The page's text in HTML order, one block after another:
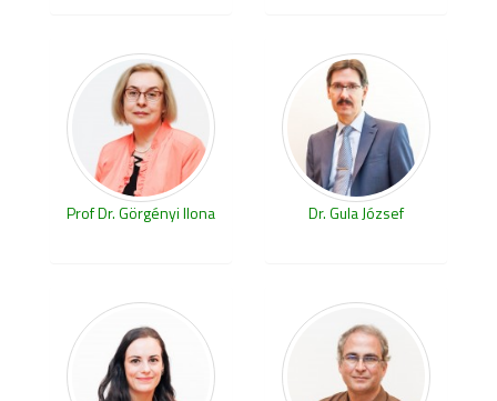
Prof Dr. Görgényi Ilona Dr. Gula József